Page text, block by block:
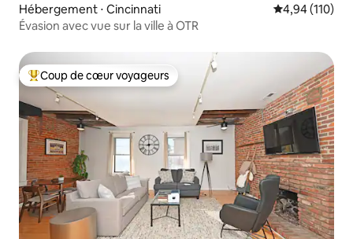
Hébergement ⋅ Cincinnati Évaluation
4,94 (110)
Évasion avec vue sur la ville à OTR
Coups de cœur voyageurs les plus appréciés
Coup de cœur voyageurs